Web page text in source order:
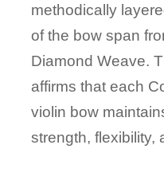
methodically
of the bow span
Diamond Weave.
affirms that each
violin bow
strength, flexibility,